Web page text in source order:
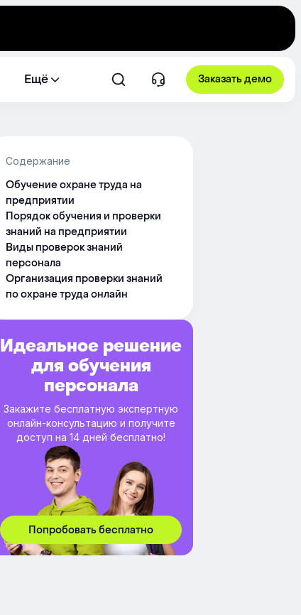
Ещё Заказать демо
Содержание
Обучение охране труда на
предприятии
Порядок обучения и проверки
знаний на предприятии
Виды проверок знаний
персонала
Организация проверки знаний
по охране труда онлайн
Идеальное решение
для обучения
персонала
Закажите бесплатную экспертную
онлайн-консультацию и получите
доступ на 14 дней бесплатно!
Попробовать бесплатно